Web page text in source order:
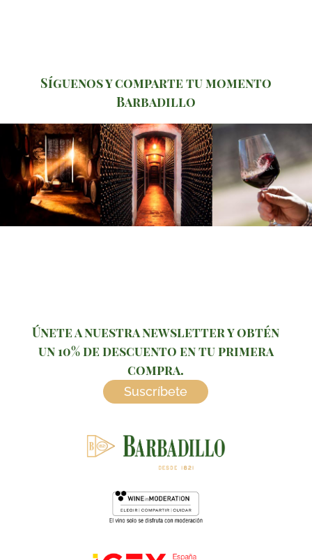
Síguenos y comparte tu momento
Barbadillo
Únete a nuestra newsletter y obtén
un 10% de descuento en tu primera
compra.
Suscríbete